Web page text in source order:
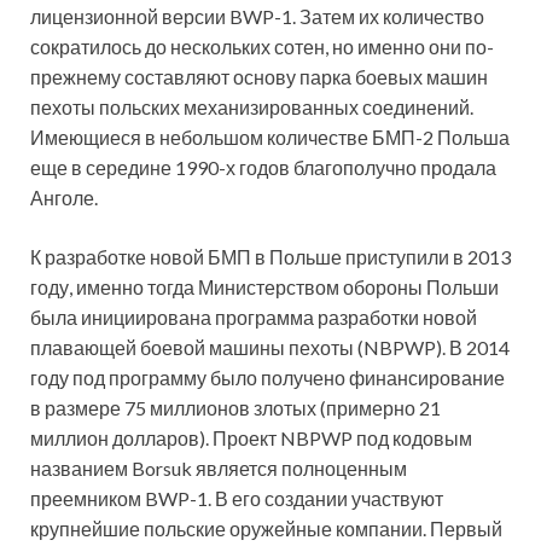
лицензионной версии BWP-1. Затем их количество
сократилось до нескольких сотен, но именно они по-
прежнему составляют основу парка боевых машин
пехоты польских механизированных соединений.
Имеющиеся в небольшом количестве БМП-2 Польша
еще в середине 1990-х годов благополучно продала
Анголе.
К разработке новой БМП в Польше приступили в 2013
году, именно тогда Министерством обороны Польши
была инициирована программа разработки новой
плавающей боевой машины пехоты (NBPWP). В 2014
году под программу было получено финансирование
в размере 75 миллионов злотых (примерно 21
миллион долларов). Проект NBPWP под кодовым
названием Borsuk является полноценным
преемником BWP-1. В его создании участвуют
крупнейшие польские оружейные компании. Первый